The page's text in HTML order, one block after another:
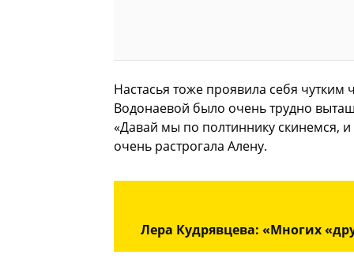
Настасья тоже проявила себя
Водонаевой было очень трудно
«Давай мы по полтиннику скинемся,
очень растрогала Алену.
Лера Кудрявцева: «Многих